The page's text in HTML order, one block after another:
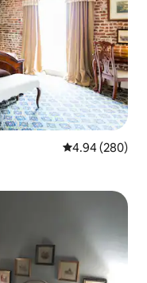
Calificación
4.94 (280)